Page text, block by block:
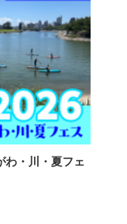
わ・川・夏フェ